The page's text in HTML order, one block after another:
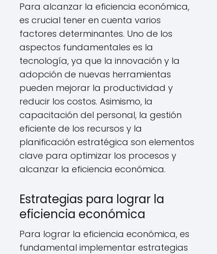
Para alcanzar la eficiencia económica,
es crucial tener en cuenta varios
factores determinantes. Uno de los
aspectos fundamentales es la
tecnología, ya que la innovación y la
adopción de nuevas herramientas
pueden mejorar la productividad y
reducir los costos. Asimismo, la
capacitación del personal, la gestión
eficiente de los recursos y la
planificación estratégica son elementos
clave para optimizar los procesos y
alcanzar la eficiencia económica.
Estrategias para lograr la
eficiencia económica
Para lograr la eficiencia económica, es
fundamental implementar estrategias